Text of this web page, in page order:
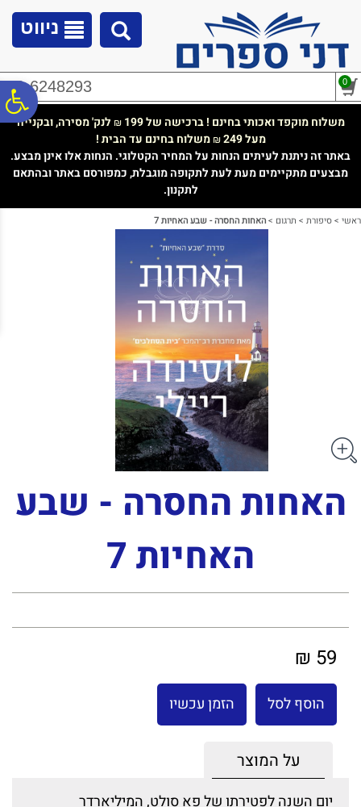
נגישות
ניווט
02-6248293 0
משלוח מוקפד ואכותי בחינם ! ברכישה של 199 ₪ לנק' מסירה, ובקנייה
מעל 249
₪משלוח בחינם עד הבית !
באתר זה ניתנת לעיתים הנחות על המחיר הקטלוגי. הנחות אלו אינן מבצע.
מבצעים מתקיימים מעת לעת לתקופה מוגבלת, כמפורסם באתר ובהתאם
לתקנון.
ראשי >סיפורת > תרגום >האחות החסרה - שבע האחיות 7
האחות החסרה - שבע
האחיות 7
59 ₪
הוסף לסל הזמן עכשיו
על המוצר
יום השנה לפטירתו של פא סולט, המיליארדר